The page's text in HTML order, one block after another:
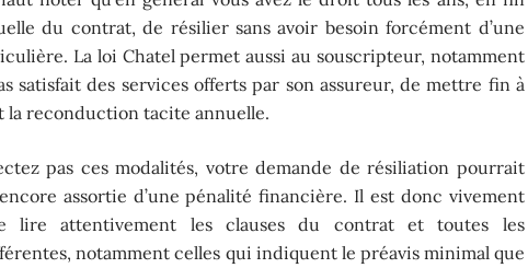
du contrat, de résilier sans avoir besoin forcément d’une
La loi Chatel permet aussi au souscripteur, notamment
satisfait des services offerts par son assureur, de mettre fin à
la reconduction tacite annuelle.
pas ces modalités, votre demande de résiliation pourrait
assortie d’une pénalité financière. Il est donc vivement
lire attentivement les clauses du contrat et toutes les
notamment celles qui indiquent le préavis minimal que